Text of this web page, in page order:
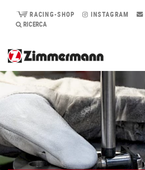
RACING-SHOP INSTAGRAM
RICERCA